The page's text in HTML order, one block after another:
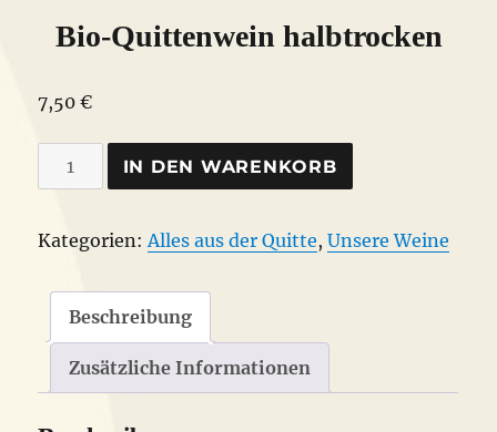
Bio-Quittenwein halbtrocken
7,50€
Bio-
Quittenwein
Menge
IN DEN WARENKORB
Kategorien:Alles aus der Quitte,Unsere Weine
Beschreibung
Zusätzliche Informationen